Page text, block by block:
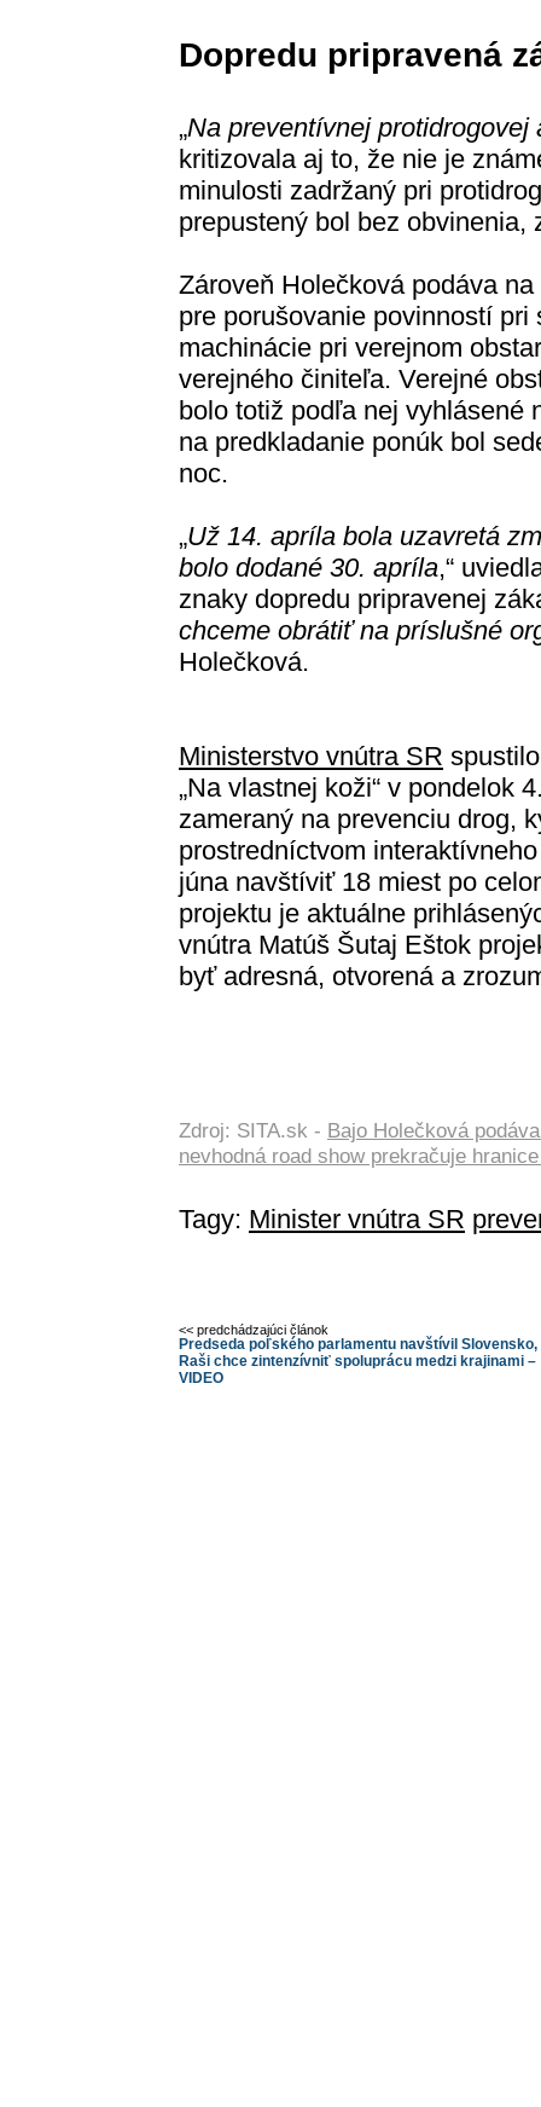
Dopredu pripravená
„Na preventívnej protidrogovej
kritizovala aj to, že nie je
minulosti zadržaný pri
prepustený bol bez obvinenia,
Zároveň Holečková podáva
pre porušovanie povinností
machinácie pri verejnom
verejného činiteľa. Verejné
bolo totiž podľa nej vyhlásené
na predkladanie ponúk bol
noc.
„Už 14. apríla bola uzavretá
bolo dodané 30. apríla,“
znaky dopredu pripravenej
chceme obrátiť na príslušné
Holečková.
Ministerstvo vnútra SR
„Na vlastnej koži“ v pondelok
zameraný na prevenciu drog,
prostredníctvom
júna navštíviť 18 miest po
projektu je aktuálne
vnútra Matúš Šutaj Eštok
byť adresná, otvorená a
Zdroj: SITA.sk - Bajo Holečková
nevhodná road show prekračuje
Tagy: Minister vnútra SR
<< predchádzajúci článok
Predseda poľského parlamentu navštívil Slovensko,
Raši chce zintenzívniť spoluprácu medzi krajinami –
VIDEO